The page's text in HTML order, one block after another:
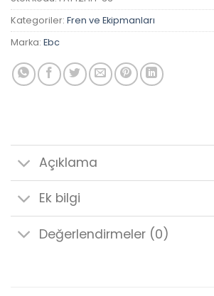
Kategoriler: Fren ve Ekipmanları
Marka: Ebc
Açıklama
Ek bilgi
Değerlendirmeler (0)